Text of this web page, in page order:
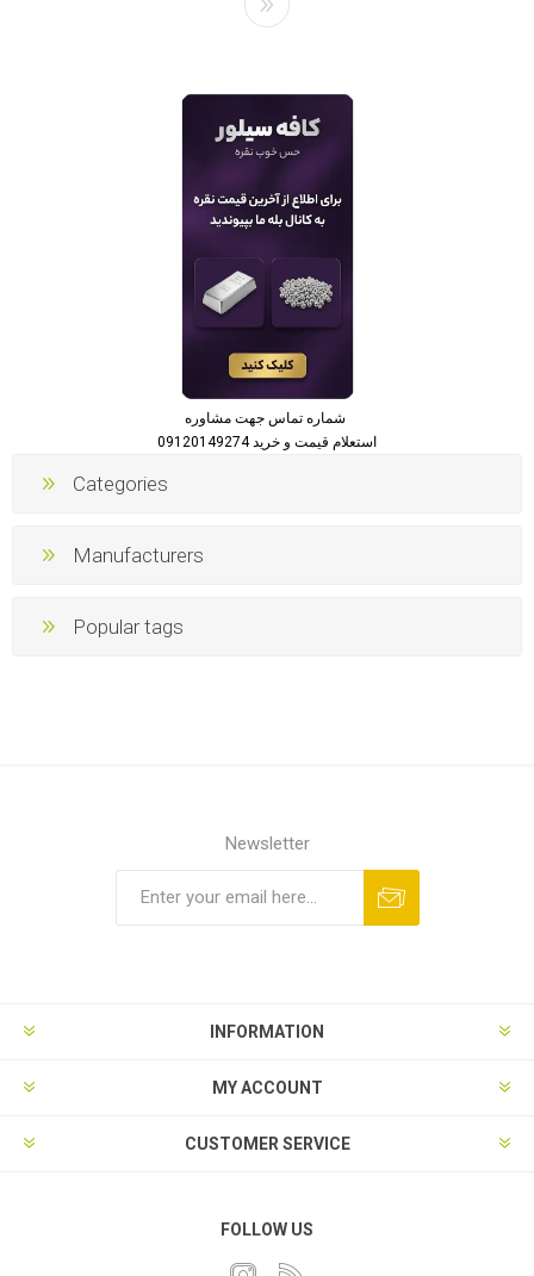
استعلام قیمت و خرید 09120149274
Categories
Manufacturers
Popular tags
Newsletter
INFORMATION
MY ACCOUNT
CUSTOMER SERVICE
FOLLOW US